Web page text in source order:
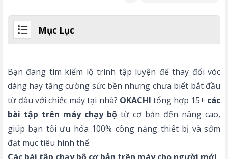
Mục Lục
Bạn đang tìm kiếm lộ trình tập luyện để thay đổi vóc
dáng hay tăng cường sức bền nhưng chưa biết bắt đầu
từ đâu với chiếc máy tại nhà? OKACHI tổng hợp 15+ các
bài tập trên máy chạy bộ từ cơ bản đến nâng cao,
giúp bạn tối ưu hóa 100% công năng thiết bị và sớm
đạt mục tiêu hình thể.